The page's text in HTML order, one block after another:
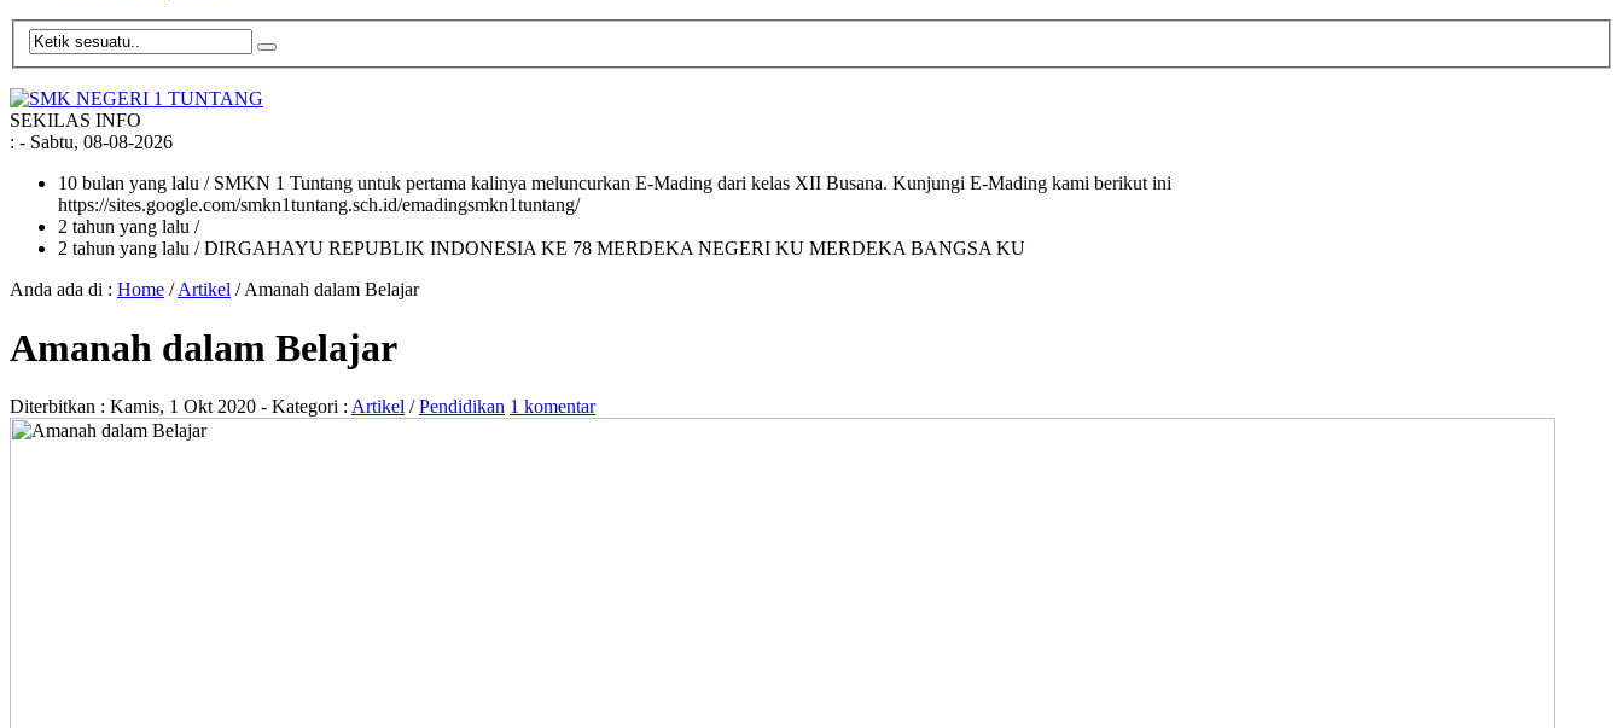
SEKILAS INFO
: - Sabtu, 08-08-2026
10 bulan yang lalu / SMKN 1 Tuntang untuk pertama kalinya meluncurkan E-Mading dari kelas XII Busana. Kunjungi E-Mading kami berikut ini
https://sites.google.com/smkn1tuntang.sch.id/emadingsmkn1tuntang/
2 tahun yang lalu /
2 tahun yang lalu / DIRGAHAYU REPUBLIK INDONESIA KE 78 MERDEKA NEGERI KU MERDEKA BANGSA KU
Anda ada di : Home /Artikel /Amanah dalam Belajar
Amanah dalam Belajar
Diterbitkan : Kamis, 1 Okt 2020 - Kategori : Artikel /Pendidikan 1 komentar